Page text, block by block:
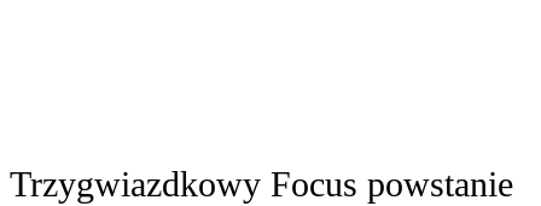
Trzygwiazdkowy Focus powstanie